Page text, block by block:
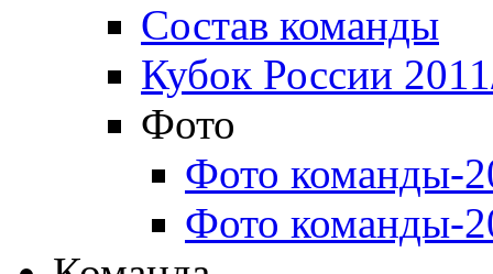
Состав команды
Кубок России
Фото
Фото команды-
Фото команды-